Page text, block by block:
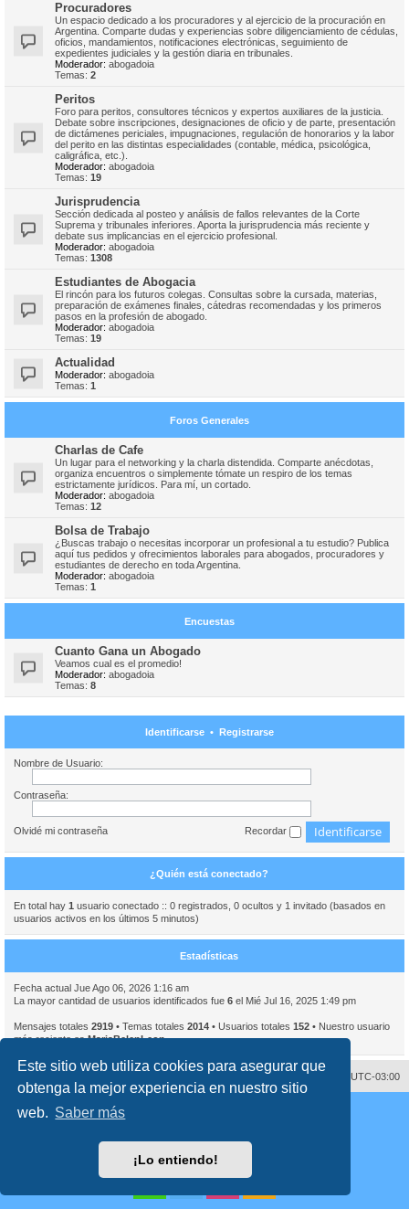
Este sitio web utiliza cookies para asegurar que
obtenga la mejor experiencia en nuestro sitio
web. Saber más
¡Lo entiendo!
Procuradores
Un espacio dedicado a los procuradores y al ejercicio de la procuración en
Argentina. Comparte dudas y experiencias sobre diligenciamiento de cédulas,
oficios, mandamientos, notificaciones electrónicas, seguimiento de
expedientes judiciales y la gestión diaria en tribunales.
Moderador: abogadoia
Temas: 2
Peritos
Foro para peritos, consultores técnicos y expertos auxiliares de la justicia.
Debate sobre inscripciones, designaciones de oficio y de parte, presentación
de dictámenes periciales, impugnaciones, regulación de honorarios y la labor
del perito en las distintas especialidades (contable, médica, psicológica,
caligráfica, etc.).
Moderador: abogadoia
Temas: 19
Jurisprudencia
Sección dedicada al posteo y análisis de fallos relevantes de la Corte
Suprema y tribunales inferiores. Aporta la jurisprudencia más reciente y
debate sus implicancias en el ejercicio profesional.
Moderador: abogadoia
Temas: 1308
Estudiantes de Abogacia
El rincón para los futuros colegas. Consultas sobre la cursada, materias,
preparación de exámenes finales, cátedras recomendadas y los primeros
pasos en la profesión de abogado.
Moderador: abogadoia
Temas: 19
Actualidad
Moderador: abogadoia
Temas: 1
Foros Generales
Charlas de Cafe
Un lugar para el networking y la charla distendida. Comparte anécdotas,
organiza encuentros o simplemente tómate un respiro de los temas
estrictamente jurídicos. Para mí, un cortado.
Moderador: abogadoia
Temas: 12
Bolsa de Trabajo
¿Buscas trabajo o necesitas incorporar un profesional a tu estudio? Publica
aquí tus pedidos y ofrecimientos laborales para abogados, procuradores y
estudiantes de derecho en toda Argentina.
Moderador: abogadoia
Temas: 1
Encuestas
Cuanto Gana un Abogado
Veamos cual es el promedio!
Moderador: abogadoia
Temas: 8
Identificarse• Registrarse
Nombre de Usuario:
Contraseña:
Olvidé mi contraseña Recordar
¿Quién está conectado?
En total hay 1 usuario conectado :: 0 registrados, 0 ocultos y 1 invitado (basados en
usuarios activos en los últimos 5 minutos)
Estadísticas
Fecha actual Jue Ago 06, 2026 1:16 am
La mayor cantidad de usuarios identificados fue 6 el Mié Jul 16, 2025 1:49 pm
Mensajes totales 2919 • Temas totales 2014 • Usuarios totales 152 • Nuestro usuario
más reciente esMariaBelenLeon
Todos los horarios son UTC-03:00
Borrar cookies
Desarrollado por
® Forum Software © phpBB Limited
Traducción al español porphpBB España
Condiciones